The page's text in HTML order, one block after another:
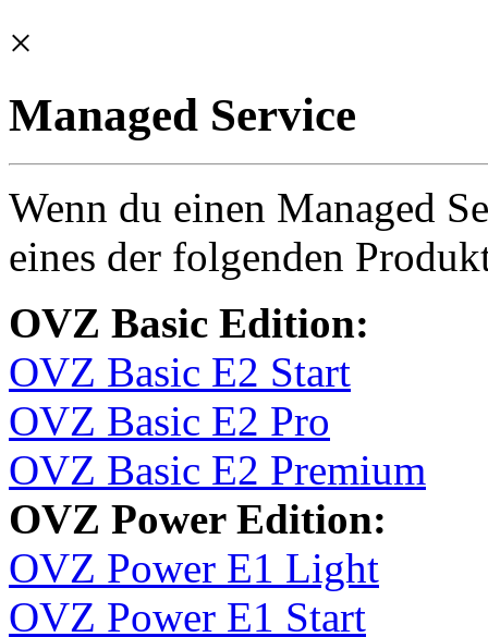
×
Managed Service
Wenn du einen Managed
eines der folgenden
OVZ Basic Edition:
OVZ Basic E2 Start
OVZ Basic E2 Pro
OVZ Basic E2 Premium
OVZ Power Edition:
OVZ Power E1 Light
OVZ Power E1 Start